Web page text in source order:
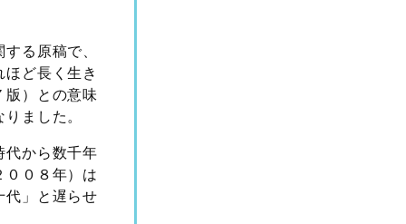
る原稿で、
ど長く生き
版）との意味
ました。
代から数千年
０８年）は
代」と遅らせ